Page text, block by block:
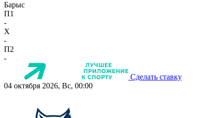
Барыс
П1
-
X
-
П2
-
Сделать ставку
04 октября 2026, Вс, 00:00